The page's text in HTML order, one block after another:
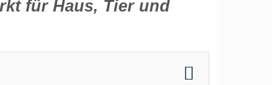
für Haus, Tier und